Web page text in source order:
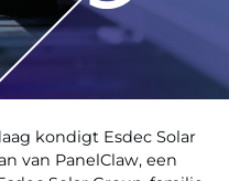
kondigt Esdec Solar
van PanelClaw, een